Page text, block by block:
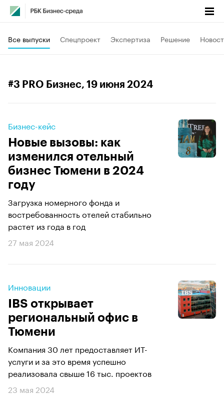
Все выпуски Спецпроект Экспертиза Решение
#3 PRO Бизнес, 19 июня 2024
Бизнес-кейс
Новые вызовы: как
изменился отельный
бизнес Тюмени в 2024
году
Загрузка номерного фонда и
востребованность отелей стабильно
растет из года в год
27 мая 2024
Инновации
IBS открывает
региональный офис в
Тюмени
Компания 30 лет предоставляет ИТ-
услуги и за это время успешно
реализовала свыше 16 тыс. проектов
23 мая 2024